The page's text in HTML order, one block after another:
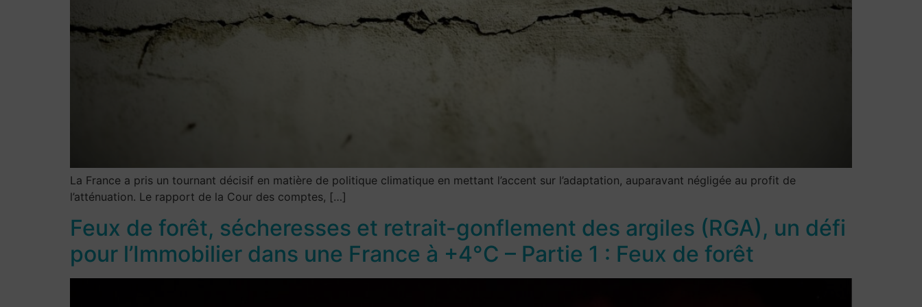
La France a pris un tournant décisif en matière de politique climatique en mettant l’accent sur l’adaptation, auparavant négligée au profit de
l’atténuation. Le rapport de la Cour des comptes, […]
Feux de forêt, sécheresses et retrait-gonflement des argiles (RGA), un défi
pour l’Immobilier dans une France à +4°C – Partie 1 : Feux de forêt